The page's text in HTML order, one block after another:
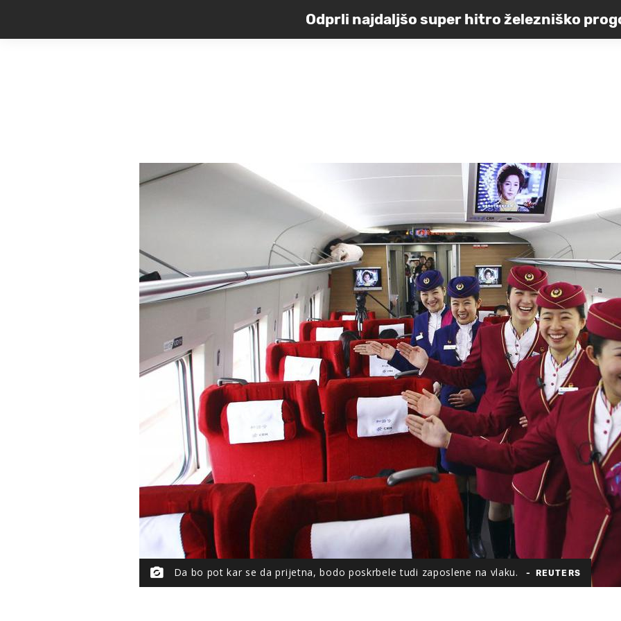
Odprli najdaljšo super hitro železniško
Da bo pot kar se da prijetna, bodo poskrbele tudi zaposlene na vlaku. REUTERS